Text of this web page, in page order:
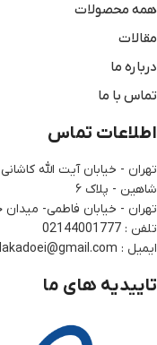
همه محصولات
مقالات
درباره ما
تماس با ما
اطلاعات تماس
تهران - خیابان آیت الله
شاهین - پلاک ۶
تهران - خیابان فاطمی- میدان
تلفن : 02144001777
ایمیل : talakadoei@gmail.com
تاییدیه های ما